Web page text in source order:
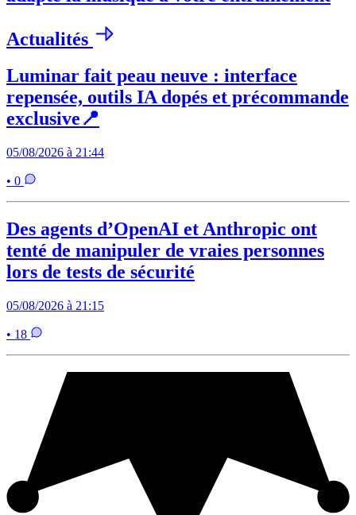
Actualités
Luminar fait peau neuve : interface
repensée, outils IA dopés et précommande
exclusive📍
05/08/2026 à 21:44
• 0
Des agents d’OpenAI et Anthropic ont
tenté de manipuler de vraies personnes
lors de tests de sécurité
05/08/2026 à 21:15
• 18